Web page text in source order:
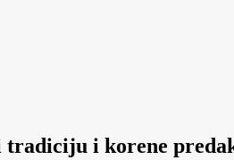
i korene